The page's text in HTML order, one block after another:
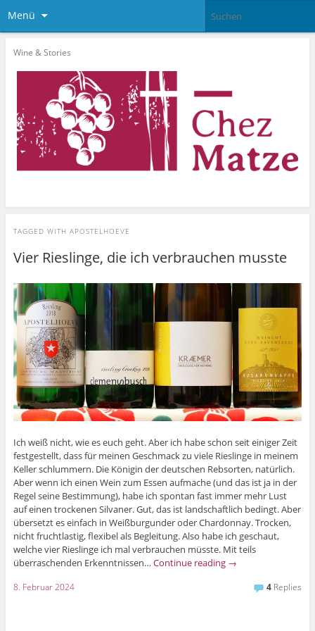
Menü
Wine & Stories
TAGGED WITH APOSTELHOEVE
Vier Rieslinge, die ich verbrauchen musste
Ich weiß nicht, wie es euch geht. Aber ich habe schon seit einiger Zeit
festgestellt, dass für meinen Geschmack zu viele Rieslinge in meinem
Keller schlummern. Die Königin der deutschen Rebsorten, natürlich.
Aber wenn ich einen Wein zum Essen aufmache (und das ist ja in der
Regel seine Bestimmung), habe ich spontan fast immer mehr Lust
auf einen trockenen Silvaner. Gut, das ist landschaftlich bedingt. Aber
übersetzt es einfach in Weißburgunder oder Chardonnay. Trocken,
nicht fruchtlastig, flexibel als Begleitung. Also habe ich geschaut,
welche vier Rieslinge ich mal verbrauchen müsste. Mit teils
überraschenden Erkenntnissen… Continue reading →
8. Februar 2024 4 Replies